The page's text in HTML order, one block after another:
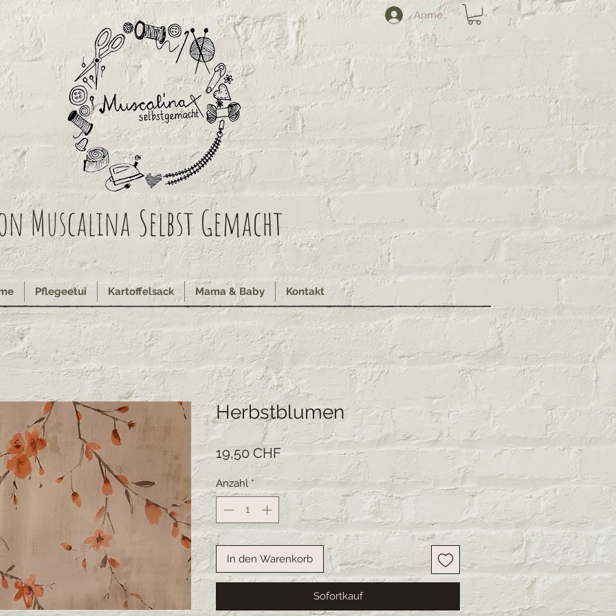
Muscalina Selbst Gemacht
Anmelden
Pflegeetui Kartoffelsack Mama & Baby Kontakt
Herbstblumen
19,50 CHFPreis
Anzahl *
In den Warenkorb
Sofortkauf